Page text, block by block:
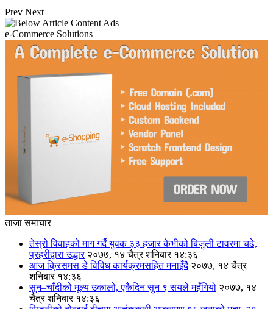
Prev Next
e-Commerce Solutions
ताजा समाचार
तेस्रो विवाहको माग गर्दै युवक ३३ हजार केभीको बिजुली टावरमा चढे,
प्रहरीद्वारा उद्धार २०७७, १४ चैत्र शनिबार १४:३६
आज क्रिसमस डे विविध कार्यक्रमसहित मनाइँदै २०७७, १४ चैत्र
शनिबार १४:३६
सुन–चाँदीको मूल्य उकालो, एकैदिन सुन ९ सयले महँगियो २०७७, १४
चैत्र शनिबार १४:३६